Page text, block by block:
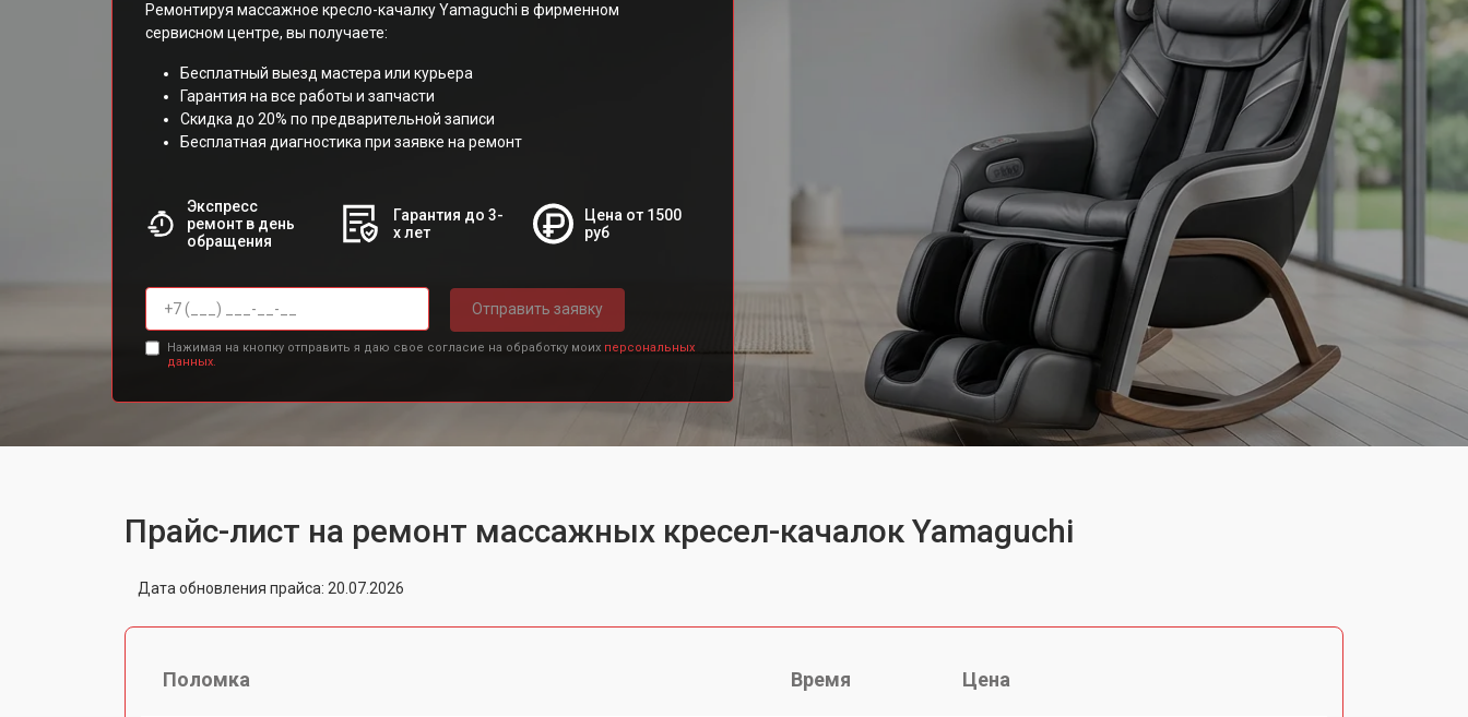
Ремонтируя массажное кресло-качалку Yamaguchi в фирменном
сервисном центре, вы получаете:
Бесплатный выезд мастера или курьера
Гарантия на все работы и запчасти
Скидка до 20% по предварительной записи
Бесплатная диагностика при заявке на ремонт
Экспресс
ремонт в день
обращения
Гарантия до 3-
х лет
Цена от 1500
руб
Отправить заявку
Нажимая на кнопку отправить я даю свое согласие на обработку моих персональных
данных.
Прайс-лист на ремонт массажных кресел-качалок Yamaguchi
Дата обновления прайса: 20.07.2026
Поломка Время Цена